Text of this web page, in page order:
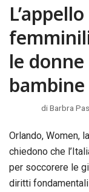
le
bambine
diBarbra
Orlando, Women,
chiedono che
per soccorere le
diritti fondamentali